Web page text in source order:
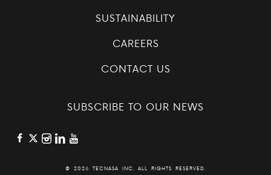
SUSTAINABILITY
CAREERS
CONTACT US
SUBSCRIBE TO OUR NEWS
© 2026 TECNASA INC. ALL RIGHTS RESERVED.